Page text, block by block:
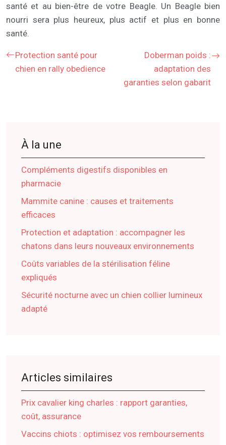
santé et au bien-être de votre Beagle. Un Beagle bien
nourri sera plus heureux, plus actif et plus en bonne
santé.
Protection santé pour
chien en rally obedience
Doberman poids :
adaptation des
garanties selon gabarit
À la une
Compléments digestifs disponibles en
pharmacie
Mammite canine : causes et traitements
efficaces
Protection et adaptation : accompagner les
chatons dans leurs nouveaux environnements
Coûts variables de la stérilisation féline
expliqués
Sécurité nocturne avec un chien collier lumineux
adapté
Articles similaires
Prix cavalier king charles : rapport garanties,
coût, assurance
Vaccins chiots : optimisez vos remboursements